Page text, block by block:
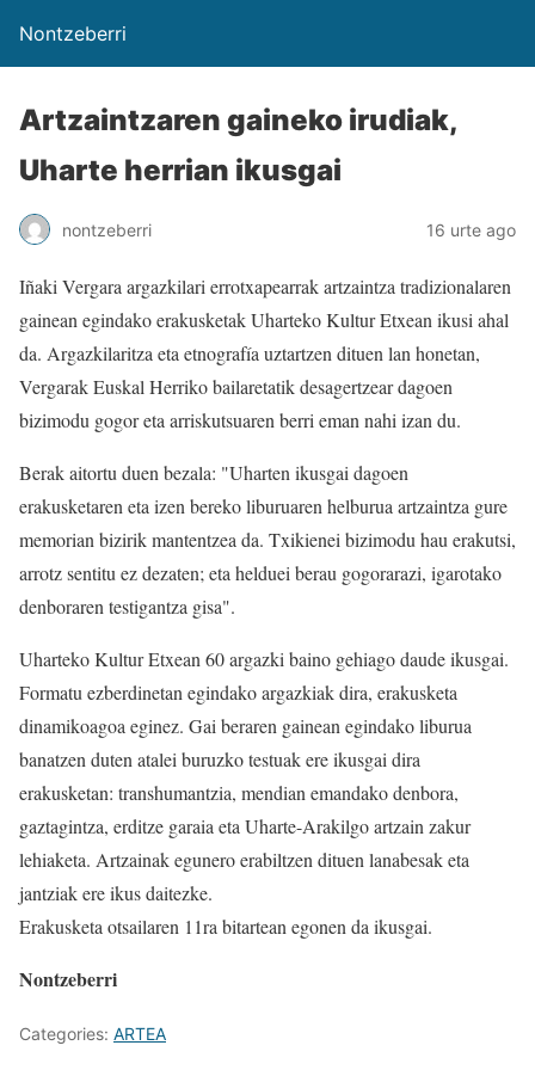
Nontzeberri
Artzaintzaren gaineko irudiak,
Uharte herrian ikusgai
nontzeberri 16 urte ago
Iñaki Vergara argazkilari errotxapearrak artzaintza tradizionalaren
gainean egindako erakusketak Uharteko Kultur Etxean ikusi ahal
da. Argazkilaritza eta etnografía uztartzen dituen lan honetan,
Vergarak Euskal Herriko bailaretatik desagertzear dagoen
bizimodu gogor eta arriskutsuaren berri eman nahi izan du.
Berak aitortu duen bezala: "Uharten ikusgai dagoen
erakusketaren eta izen bereko liburuaren helburua artzaintza gure
memorian bizirik mantentzea da. Txikienei bizimodu hau erakutsi,
arrotz sentitu ez dezaten; eta helduei berau gogorarazi, igarotako
denboraren testigantza gisa".
Uharteko Kultur Etxean 60 argazki baino gehiago daude ikusgai.
Formatu ezberdinetan egindako argazkiak dira, erakusketa
dinamikoagoa eginez. Gai beraren gainean egindako liburua
banatzen duten atalei buruzko testuak ere ikusgai dira
erakusketan: transhumantzia, mendian emandako denbora,
gaztagintza, erditze garaia eta Uharte-Arakilgo artzain zakur
lehiaketa. Artzainak egunero erabiltzen dituen lanabesak eta
jantziak ere ikus daitezke.
Erakusketa otsailaren 11ra bitartean egonen da ikusgai.
Nontzeberri
Categories: ARTEA